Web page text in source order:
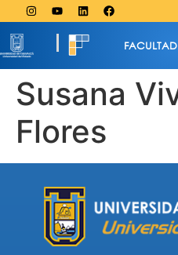
Susana
Flores